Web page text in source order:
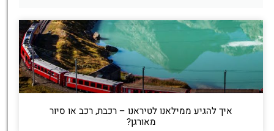
איך להגיע ממילאנו לטיראנו – רכבת, רכב או סיור
מאורגן?